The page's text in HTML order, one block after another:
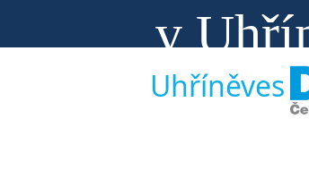
v
Uhříněves